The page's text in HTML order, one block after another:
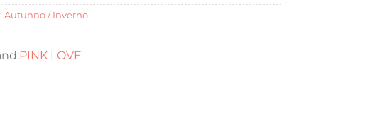
Autunno / Inverno
PINK LOVE